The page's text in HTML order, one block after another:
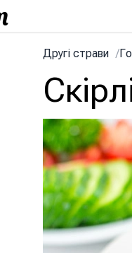
Другі страви /